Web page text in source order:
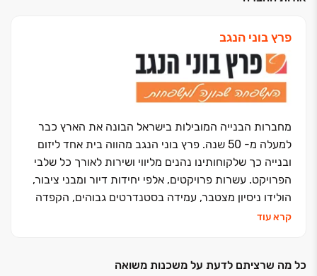
פרץ בוני הנגב
מחברות הבנייה המובילות בישראל הבונה את הארץ כבר
למעלה מ- 50 שנה. פרץ בוני הנגב מהווה בית אחד ליזום
ובנייה כך שלקוחותינו נהנים מליווי ושירות לאורך כל שלבי
הפרויקט. עשרות פרויקטים, אלפי יחידות דיור ומבני ציבור,
הולידו ניסיון מצטבר, עמידה בסטנדרטים גבוהים, הקפדה
ביזום, בתכנון, בבניה ובשירות ללקוחות, שזיכו אותנו בשם
פרץ בוני הנגב
קרא עוד
כל מה שרציתם לדעת על משכנות משואה